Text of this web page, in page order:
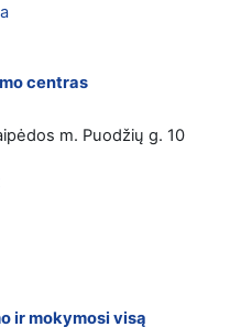
centras
m. Puodžių g. 10
ir mokymosi visą